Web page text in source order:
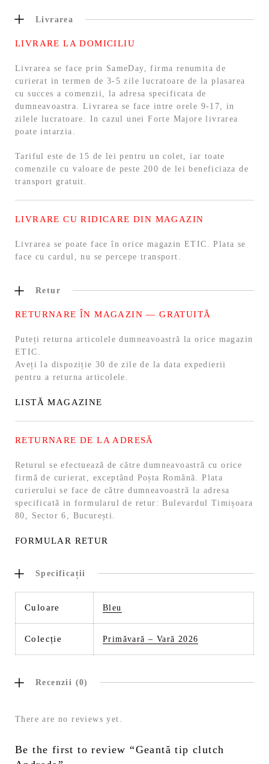
Livrarea
LIVRARE LA DOMICILIU
Livrarea se face prin SameDay, firma renumita de
curierat in termen de 3-5 zile lucratoare de la plasarea
cu succes a comenzii, la adresa specificata de
dumneavoastra. Livrarea se face intre orele 9-17, in
zilele lucratoare. In cazul unei Forte Majore livrarea
poate intarzia.
Tariful este de 15 de lei pentru un colet, iar toate
comenzile cu valoare de peste 200 de lei beneficiaza de
transport gratuit.
LIVRARE CU RIDICARE DIN MAGAZIN
Livrarea se poate face în orice magazin ETIC. Plata se
face cu cardul, nu se percepe transport.
Retur
RETURNARE ÎN MAGAZIN — GRATUITĂ
Puteți returna articolele dumneavoastră la orice magazin
ETIC.
Aveți la dispoziție 30 de zile de la data expedierii
pentru a returna articolele.
LISTĂ MAGAZINE
RETURNARE DE LA ADRESĂ
Returul se efectuează de către dumneavoastră cu orice
firmă de curierat, exceptând Poșta Română. Plata
curierului se face de către dumneavoastră la adresa
specificată in formularul de retur: Bulevardul Timișoara
80, Sector 6, București.
FORMULAR RETUR
Specificații
Culoare Bleu
Colecție Primăvară – Vară 2026
Recenzii (0)
There are no reviews yet.
Be the first to review “Geantă tip clutch